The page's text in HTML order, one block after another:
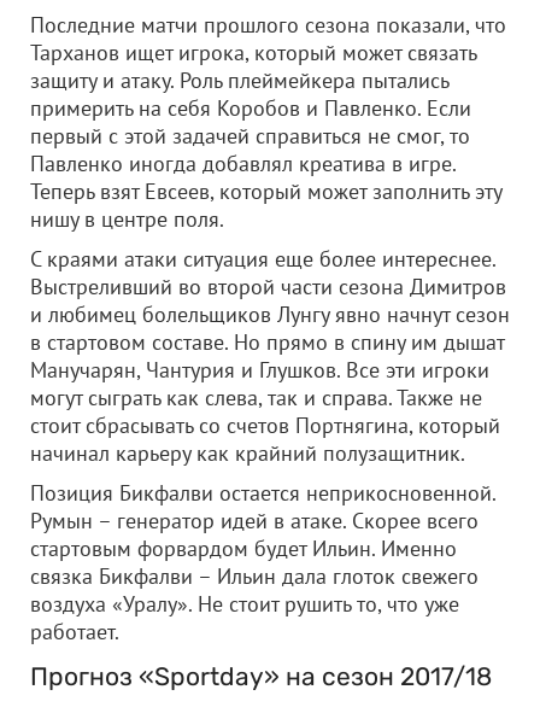
Последние матчи прошлого сезона показали, что
Тарханов ищет игрока, который может связать
защиту и атаку. Роль плеймейкера пытались
примерить на себя Коробов и Павленко. Если
первый с этой задачей справиться не смог, то
Павленко иногда добавлял креатива в игре.
Теперь взят Евсеев, который может заполнить эту
нишу в центре поля.
С краями атаки ситуация еще более интереснее.
Выстреливший во второй части сезона Димитров
и любимец болельщиков Лунгу явно начнут сезон
в стартовом составе. Но прямо в спину им дышат
Манучарян, Чантурия и Глушков. Все эти игроки
могут сыграть как слева, так и справа. Также не
стоит сбрасывать со счетов Портнягина, который
начинал карьеру как крайний полузащитник.
Позиция Бикфалви остается неприкосновенной.
Румын – генератор идей в атаке. Скорее всего
стартовым форвардом будет Ильин. Именно
связка Бикфалви – Ильин дала глоток свежего
воздуха «Уралу». Не стоит рушить то, что уже
работает.
Прогноз «Sportday» на сезон 2017/18